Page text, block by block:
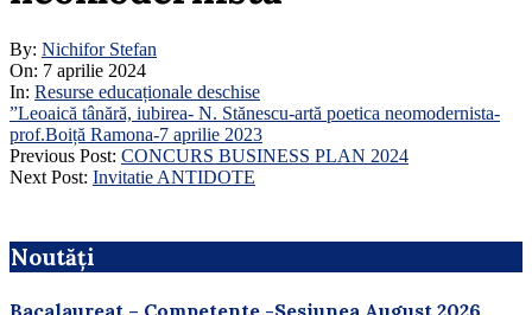
By: Nichifor Stefan
On: 7 aprilie 2024
In: Resurse educaționale deschise
”Leoaică tânără, iubirea- N. Stănescu-artă poetica neomodernista-
prof.Boiță Ramona-7 aprilie 2023
2024-
04-
Previous Post: CONCURS BUSINESS PLAN 2024
Next Post: Invitatie ANTIDOTE
Noutăți
Bacalaureat – Competente -Sesiunea August 2026